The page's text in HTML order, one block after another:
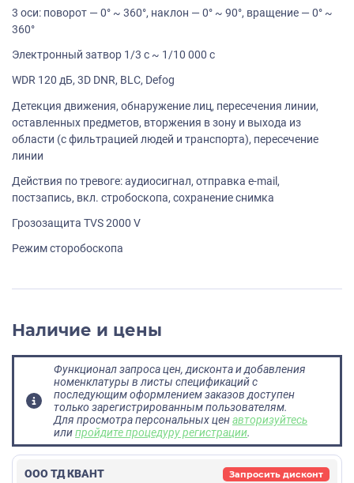
3 оси: поворот — 0° ~ 360°, наклон — 0° ~ 90°, вращение — 0° ~
360°
Электронный затвор 1/3 с ~ 1/10 000 с
WDR 120 дБ, 3D DNR, BLC, Defog
Детекция движения, обнаружение лиц, пересечения линии,
оставленных предметов, вторжения в зону и выхода из
области (с фильтрацией людей и транспорта), пересечение
линии
Действия по тревоге: аудиосигнал, отправка e-mail,
постзапись, вкл. стробоскопа, сохранение снимка
Грозозащита TVS 2000 V
Режим сторобоскопа
Наличие и цены
Функционал запроса цен, дисконта и добавления
номенклатуры в листы спецификаций с
последующим оформлением заказов доступен
только зарегистрированным пользователям.
Для просмотра персональных ценавторизуйтесь
илипройдите процедуру регистрации.
ООО ТД КВАНТ
Запросить дисконт